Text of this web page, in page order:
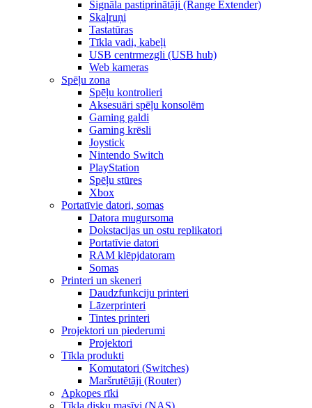
Signāla pastiprinātāji (Range Extender)
Skaļruņi
Tastatūras
Tīkla vadi, kabeļi
USB centrmezgli (USB hub)
Web kameras
Spēļu zona
Spēļu kontrolieri
Aksesuāri spēļu konsolēm
Gaming galdi
Gaming krēsli
Joystick
Nintendo Switch
PlayStation
Spēļu stūres
Xbox
Portatīvie datori, somas
Datora mugursoma
Dokstacijas un ostu replikatori
Portatīvie datori
RAM klēpjdatoram
Somas
Printeri un skeneri
Daudzfunkciju printeri
Lāzerprinteri
Tintes printeri
Projektori un piederumi
Projektori
Tīkla produkti
Komutatori (Switches)
Maršrutētāji (Router)
Apkopes rīki
Tīkla disku masīvi (NAS)